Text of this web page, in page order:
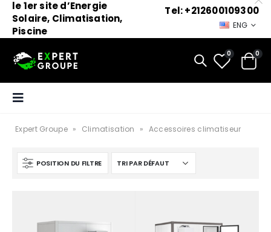
le 1er site d’Energie
Solaire, Climatisation,
Piscine
Tel: +212600109300
ENG
0 0
Expert Groupe » Climatisation » Accessoires climatiseur
POSITION DU FILTRE